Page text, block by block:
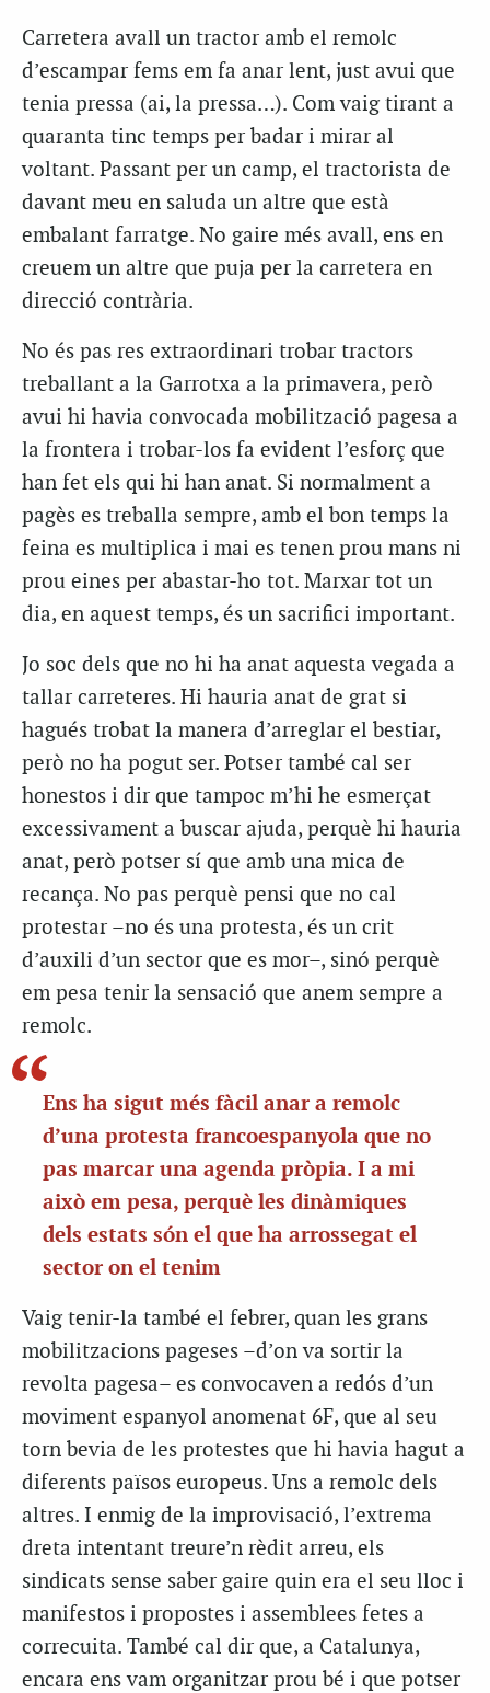
Carretera avall un tractor amb el remolc
d’escampar fems em fa anar lent, just avui que
tenia pressa (ai, la pressa…). Com vaig tirant a
quaranta tinc temps per badar i mirar al
voltant. Passant per un camp, el tractorista de
davant meu en saluda un altre que està
embalant farratge. No gaire més avall, ens en
creuem un altre que puja per la carretera en
direcció contrària.
No és pas res extraordinari trobar tractors
treballant a la Garrotxa a la primavera, però
avui hi havia convocada mobilització pagesa a
la frontera i trobar-los fa evident l’esforç que
han fet els qui hi han anat. Si normalment a
pagès es treballa sempre, amb el bon temps la
feina es multiplica i mai es tenen prou mans ni
prou eines per abastar-ho tot. Marxar tot un
dia, en aquest temps, és un sacrifici important.
Jo soc dels que no hi ha anat aquesta vegada a
tallar carreteres. Hi hauria anat de grat si
hagués trobat la manera d’arreglar el bestiar,
però no ha pogut ser. Potser també cal ser
honestos i dir que tampoc m’hi he esmerçat
excessivament a buscar ajuda, perquè hi hauria
anat, però potser sí que amb una mica de
recança. No pas perquè pensi que no cal
protestar –no és una protesta, és un crit
d’auxili d’un sector que es mor–, sinó perquè
em pesa tenir la sensació que anem sempre a
remolc.
Ens ha sigut més fàcil anar a remolc
d’una protesta francoespanyola que no
pas marcar una agenda pròpia. I a mi
això em pesa, perquè les dinàmiques
dels estats són el que ha arrossegat el
sector on el tenim
Vaig tenir-la també el febrer, quan les grans
mobilitzacions pageses –d’on va sortir la
revolta pagesa– es convocaven a redós d’un
moviment espanyol anomenat 6F, que al seu
torn bevia de les protestes que hi havia hagut a
diferents països europeus. Uns a remolc dels
altres. I enmig de la improvisació, l’extrema
dreta intentant treure’n rèdit arreu, els
sindicats sense saber gaire quin era el seu lloc i
manifestos i propostes i assemblees fetes a
correcuita. També cal dir que, a Catalunya,
encara ens vam organitzar prou bé i que potser